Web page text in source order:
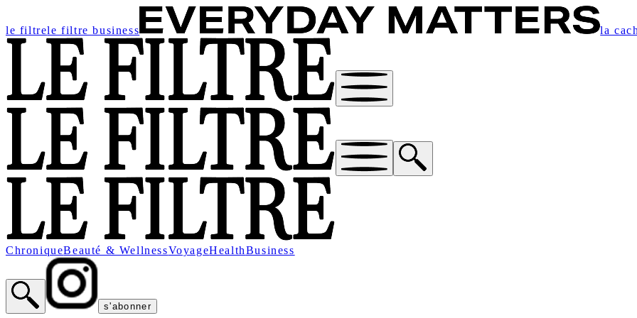
le filtrele filtre business la
ChroniqueBeauté & WellnessVoyageHealthBusiness
s'abonner